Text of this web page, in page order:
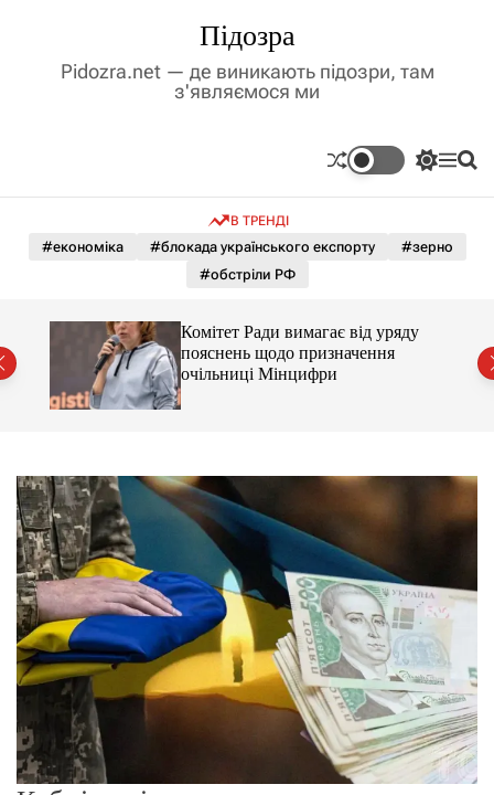
у
Підозра
Pidozra.net — де виникають підозри, там
з'являємося ми
П
м
к
о
ж
и
м
у
М П
В ТРЕНДІ
#економіка #блокада українського експорту
#зерно
#обстріли РФ
Комітет Ради вимагає від уряду
пояснень щодо призначення
очільниці Мінцифри